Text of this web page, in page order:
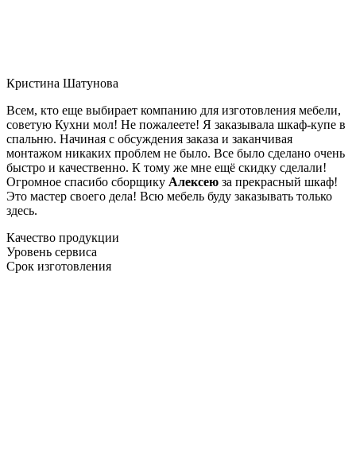
Кристина Шатунова
Всем, кто еще выбирает компанию для изготовления мебели,
советую Кухни мол! Не пожалеете! Я заказывала шкаф-купе в
спальню. Начиная с обсуждения заказа и заканчивая
монтажом никаких проблем не было. Все было сделано очень
быстро и качественно. К тому же мне ещё скидку сделали!
Огромное спасибо сборщику Алексею за прекрасный шкаф!
Это мастер своего дела! Всю мебель буду заказывать только
здесь.
Качество продукции
Уровень сервиса
Срок изготовления